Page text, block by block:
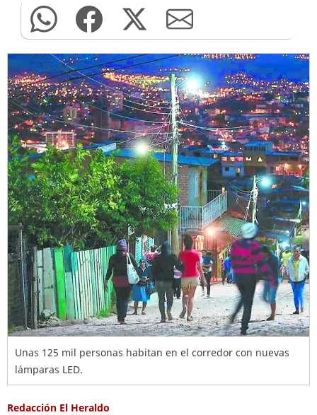
Unas 125 mil personas habitan en el corredor con nuevas
lámparas LED.
Redacción El Heraldo